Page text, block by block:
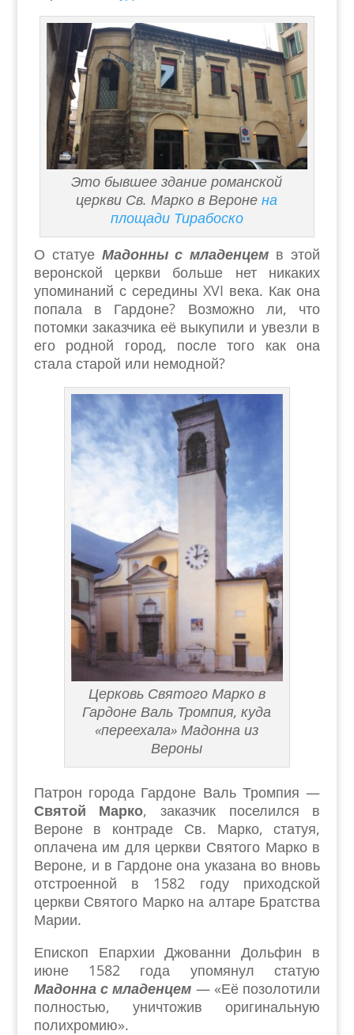
Это бывшее здание романской
церкви Св. Марко в Веронена
площади Тирабоско
О статуе Мадонны с младенцем в этой
веронской церкви больше нет никаких
упоминаний с середины XVI века. Как она
попала в Гардоне? Возможно ли, что
потомки заказчика её выкупили и увезли в
его родной город, после того как она
стала старой или немодной?
Церковь Святого Марко в
Гардоне Валь Тромпия, куда
«переехала» Мадонна из
Вероны
Патрон города Гардоне Валь Тромпия —
Святой Марко, заказчик поселился в
Вероне в контраде Св. Марко, статуя,
оплачена им для церкви Святого Марко в
Вероне, и в Гардоне она указана во вновь
отстроенной в 1582 году приходской
церкви Святого Марко на алтаре Братства
Марии.
Епископ Епархии Джованни Дольфин в
июне 1582 года упомянул статую
Мадонна с младенцем — «Её позолотили
полностью, уничтожив оригинальную
полихромию».